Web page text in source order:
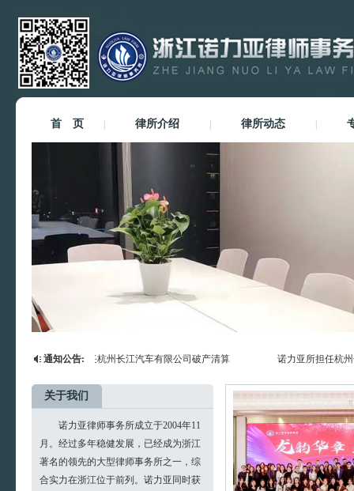
首 页 律所介绍 律所动态
通知公告:
诺力亚所担任杭州长江汽车有限公司破产清算
案管理人
诺力亚所担任浙江申盛建筑工程有限公司破产
清算案管理人
清算案管理人
诺力亚所担任杭
案管理人
诺力亚所担任浙江
清算案管理人
诺力亚所担任杭州
清算案管理人
关于我们
诺力亚律师事务所成立于2004年11
月。经过多年稳健发展，已经成为浙江
著名的领先的大型律师事务所之一，综
合实力在浙江位于前列。诺力亚同时获
黄钰斐
民商事、公...
张彤彤 律师
所律师 业务领域：行政
法律事务、...
张辰珏 律师
张辰珏 诺力亚律师事务